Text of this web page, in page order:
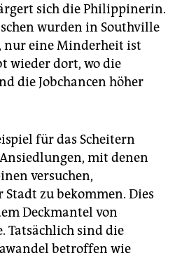
sich die Philippinerin.
wurden in Southville
nur eine Minderheit ist
wieder dort, wo die
die Jobchancen höher
für das Scheitern
mit denen
versuchen,
Stadt zu bekommen. Dies
Deckmantel von
Tatsächlich sind die
betroffen wie